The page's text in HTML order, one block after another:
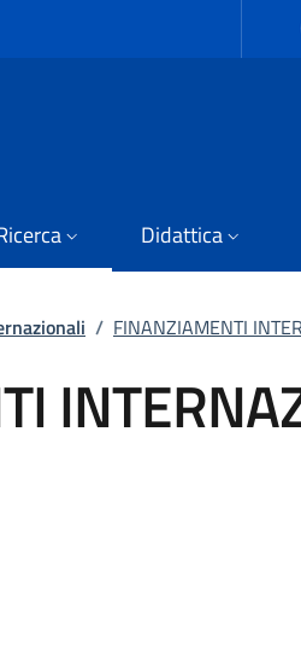
Didattica
/ FINANZIAMENTI